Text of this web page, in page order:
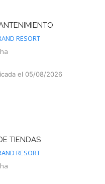
RESORT
el 05/08/2026
TIENDAS
RESORT